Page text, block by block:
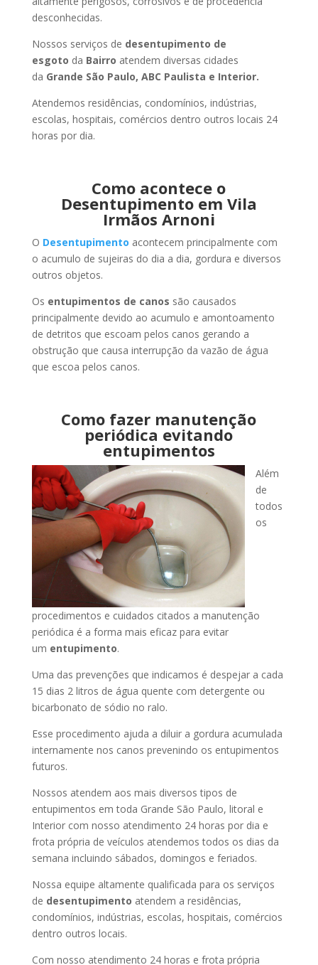
desconhecidas.
Nossos serviços de desentupimento de
esgoto da Bairro atendem diversas cidades
da Grande São Paulo, ABC Paulista e Interior.
Atendemos residências, condomínios, indústrias,
escolas, hospitais, comércios dentro outros locais 24
horas por dia.
Como acontece o
Desentupimento em Vila
Irmãos Arnoni
O Desentupimento acontecem principalmente com
o acumulo de sujeiras do dia a dia, gordura e diversos
outros objetos.
Os entupimentos de canos são causados
principalmente devido ao acumulo e amontoamento
de detritos que escoam pelos canos gerando a
obstrução que causa interrupção da vazão de água
que escoa pelos canos.
Como fazer manutenção
periódica evitando
entupimentos
Além
de
todos
os
procedimentos e cuidados citados a manutenção
periódica é a forma mais eficaz para evitar
um entupimento.
Uma das prevenções que indicamos é despejar a cada
15 dias 2 litros de água quente com detergente ou
bicarbonato de sódio no ralo.
Esse procedimento ajuda a diluir a gordura acumulada
internamente nos canos prevenindo os entupimentos
futuros.
Nossos atendem aos mais diversos tipos de
entupimentos em toda Grande São Paulo, litoral e
Interior com nosso atendimento 24 horas por dia e
frota própria de veículos atendemos todos os dias da
semana incluindo sábados, domingos e feriados.
Nossa equipe altamente qualificada para os serviços
de desentupimento atendem a residências,
condomínios, indústrias, escolas, hospitais, comércios
dentro outros locais.
Com nosso atendimento 24 horas e frota própria